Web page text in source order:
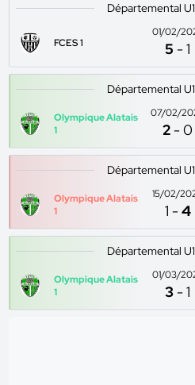
Départemental
FCES 1
01/02/
5 -1
Départemental
Olympique Alatais
1
07/02/
2 -0
Départemental
Olympique Alatais
1
15/02/
1 -4
Départemental
Olympique Alatais
1
01/03/
3 -1